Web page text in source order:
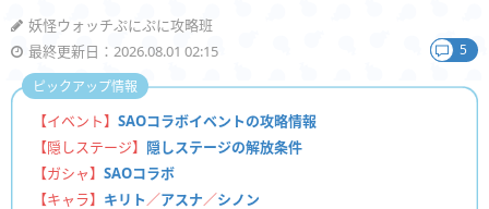
妖怪ウォッチぷにぷに攻略班
最終更新日：2026.08.01 02:15
5
【イベント】 SAOコラボイベントの攻略情報
【隠しステージ】 隠しステージの解放条件
【ガシャ】 SAOコラボ
【キャラ】 キリト／アスナ／シノン
ピックアップ情報